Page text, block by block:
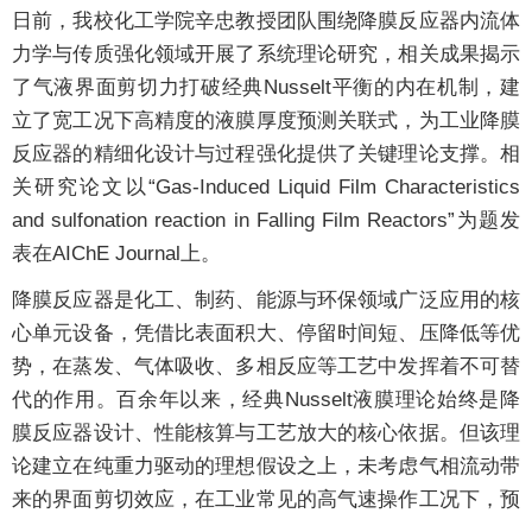
日前，我校化工学院辛忠教授团队围绕降膜反应器内流体
力学与传质强化领域开展了系统理论研究，相关成果揭示
了气液界面剪切力打破经典Nusselt平衡的内在机制，建
立了宽工况下高精度的液膜厚度预测关联式，为工业降膜
反应器的精细化设计与过程强化提供了关键理论支撑。相
关研究论文以“Gas-Induced Liquid Film Characteristics
and sulfonation reaction in Falling Film Reactors”为题发
表在AIChE Journal上。
降膜反应器是化工、制药、能源与环保领域广泛应用的核
心单元设备，凭借比表面积大、停留时间短、压降低等优
势，在蒸发、气体吸收、多相反应等工艺中发挥着不可替
代的作用。百余年以来，经典Nusselt液膜理论始终是降
膜反应器设计、性能核算与工艺放大的核心依据。但该理
论建立在纯重力驱动的理想假设之上，未考虑气相流动带
来的界面剪切效应，在工业常见的高气速操作工况下，预